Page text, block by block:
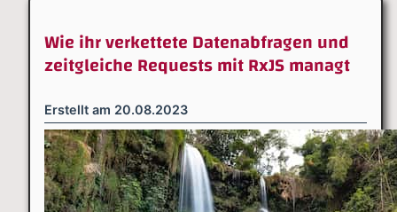
Wie ihr verkettete Datenabfragen und
zeitgleiche Requests mit RxJS managt
Erstellt am 20.08.2023